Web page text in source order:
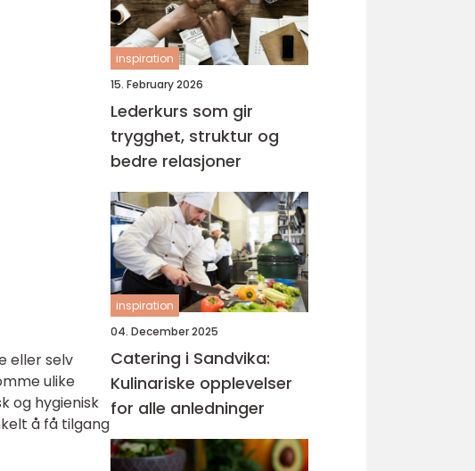
eller selv
ulike
og hygienisk
å få tilgang
inspiration
15. February 2026
Lederkurs som gir
trygghet, struktur og
bedre relasjoner
inspiration
04. December 2025
Catering i Sandvika:
Kulinariske opplevelser
for alle anledninger